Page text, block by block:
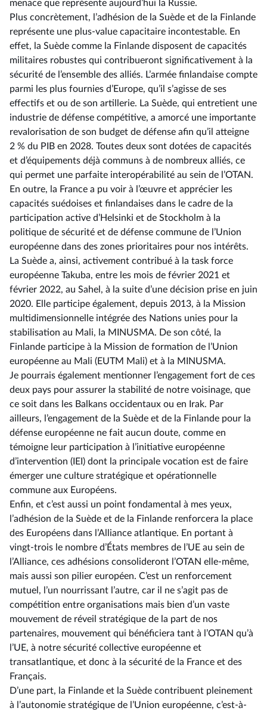
menace que représente aujourd’hui la Russie.
Plus concrètement, l’adhésion de la Suède et de la Finlande
représente une plus-value capacitaire incontestable. En
effet, la Suède comme la Finlande disposent de capacités
militaires robustes qui contribueront significativement à la
sécurité de l’ensemble des alliés. L’armée finlandaise compte
parmi les plus fournies d’Europe, qu’il s’agisse de ses
effectifs et ou de son artillerie. La Suède, qui entretient une
industrie de défense compétitive, a amorcé une importante
revalorisation de son budget de défense afin qu’il atteigne
2 % du PIB en 2028. Toutes deux sont dotées de capacités
et d’équipements déjà communs à de nombreux alliés, ce
qui permet une parfaite interopérabilité au sein de l’OTAN.
En outre, la France a pu voir à l’œuvre et apprécier les
capacités suédoises et finlandaises dans le cadre de la
participation active d’Helsinki et de Stockholm à la
politique de sécurité et de défense commune de l’Union
européenne dans des zones prioritaires pour nos intérêts.
La Suède a, ainsi, activement contribué à la task force
européenne Takuba, entre les mois de février 2021 et
février 2022, au Sahel, à la suite d’une décision prise en juin
2020. Elle participe également, depuis 2013, à la Mission
multidimensionnelle intégrée des Nations unies pour la
stabilisation au Mali, la MINUSMA. De son côté, la
Finlande participe à la Mission de formation de l’Union
européenne au Mali (EUTM Mali) et à la MINUSMA.
Je pourrais également mentionner l’engagement fort de ces
deux pays pour assurer la stabilité de notre voisinage, que
ce soit dans les Balkans occidentaux ou en Irak. Par
ailleurs, l’engagement de la Suède et de la Finlande pour la
défense européenne ne fait aucun doute, comme en
témoigne leur participation à l’initiative européenne
d’intervention (IEI) dont la principale vocation est de faire
émerger une culture stratégique et opérationnelle
commune aux Européens.
Enfin, et c’est aussi un point fondamental à mes yeux,
l’adhésion de la Suède et de la Finlande renforcera la place
des Européens dans l’Alliance atlantique. En portant à
vingt-trois le nombre d’États membres de l’UE au sein de
l’Alliance, ces adhésions consolideront l’OTAN elle-même,
mais aussi son pilier européen. C’est un renforcement
mutuel, l’un nourrissant l’autre, car il ne s’agit pas de
compétition entre organisations mais bien d’un vaste
mouvement de réveil stratégique de la part de nos
partenaires, mouvement qui bénéficiera tant à l’OTAN qu’à
l’UE, à notre sécurité collective européenne et
transatlantique, et donc à la sécurité de la France et des
Français.
D’une part, la Finlande et la Suède contribuent pleinement
à l’autonomie stratégique de l’Union européenne, c’est-à-